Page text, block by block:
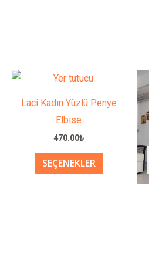
Laci Kadın Yüzlü Penye
Elbise
470.00₺
SEÇENEKLER
birden
varyasyonu